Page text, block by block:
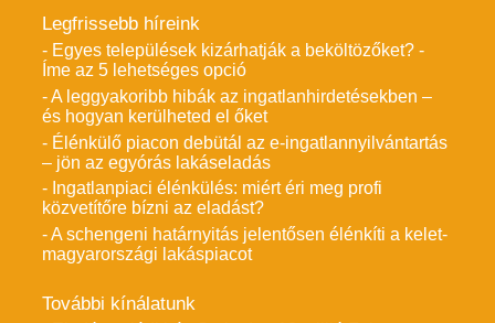
Legfrissebb híreink
- Egyes települések kizárhatják a beköltözőket? -
Íme az 5 lehetséges opció
- A leggyakoribb hibák az ingatlanhirdetésekben –
és hogyan kerülheted el őket
- Élénkülő piacon debütál az e-ingatlannyilvántartás
– jön az egyórás lakáseladás
- Ingatlanpiaci élénkülés: miért éri meg profi
közvetítőre bízni az eladást?
- A schengeni határnyitás jelentősen élénkíti a kelet-
magyarországi lakáspiacot
További kínálatunk